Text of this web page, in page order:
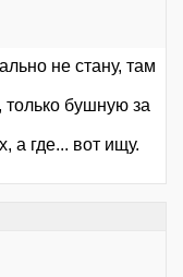
не стану, там
только бушную за
а где... вот ищу.